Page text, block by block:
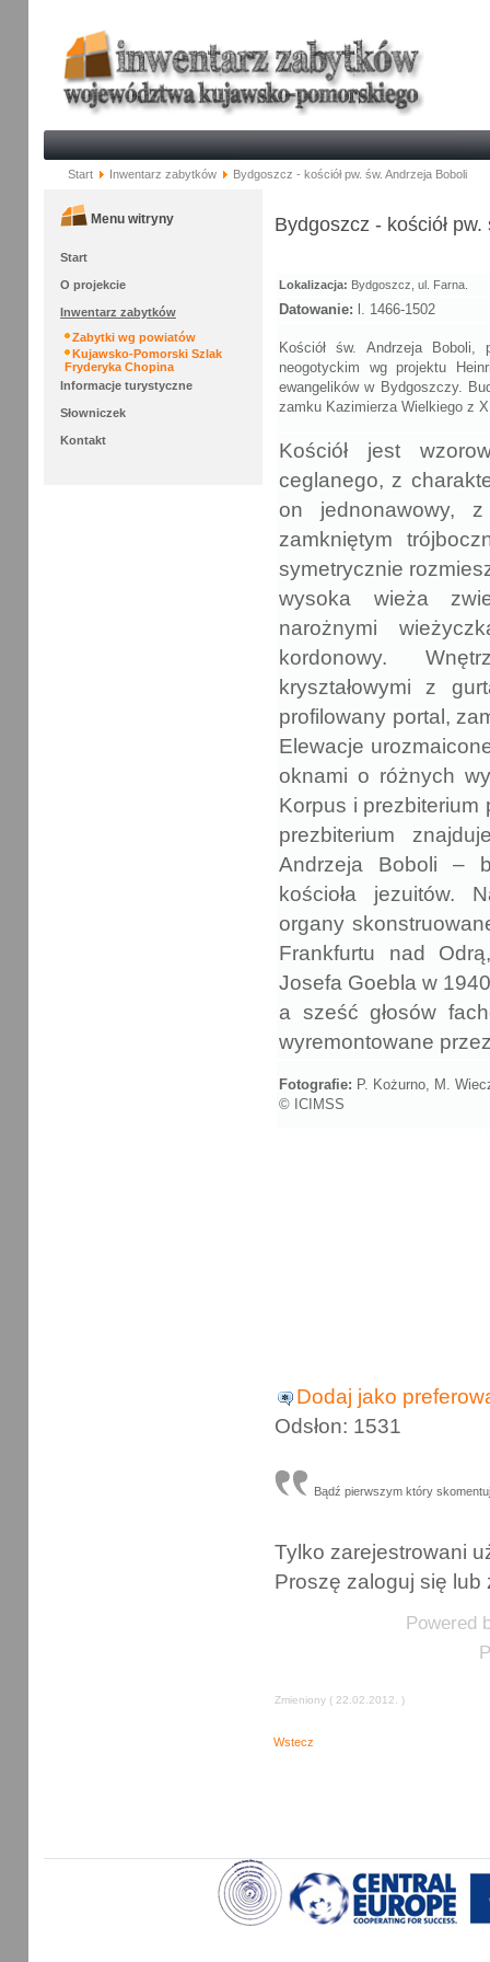
Start Inwentarz zabytków Bydgoszcz - kościół pw. św. Andrzeja Boboli
Menu witryny
Start
O projekcie
Inwentarz zabytków
Zabytki wg powiatów
Kujawsko-Pomorski Szlak
Fryderyka Chopina
Informacje turystyczne
Słowniczek
Kontakt
Bydgoszcz - kościół
Lokalizacja: Bydgoszcz, ul. Farna.
Datowanie: l. 1466-1502
Kościół św. Andrzeja
neogotyckim wg projektu
ewangelików w Bydgoszczy.
zamku Kazimierza Wielkiego z
Kościół jest
ceglanego, z
on jednonawowy,
zamkniętym
symetrycznie
wysoka wieża
narożnymi
kordonowy.
kryształowymi z
profilowany portal,
Elewacje
oknami o różnych
Korpus i prezbiterium
prezbiterium
Andrzeja Boboli –
kościoła jezuitów.
organy
Frankfurtu nad
Josefa Goebla w
a sześć głosów
wyremontowane
Fotografie: P. Kożurno, M.
© ICIMSS
Dodaj jako
Odsłon: 1531
Bądź pierwszym który
Tylko zarejestrowani
Proszę zaloguj się lub
Powered
Zmieniony ( 22.02.2012. )
Wstecz